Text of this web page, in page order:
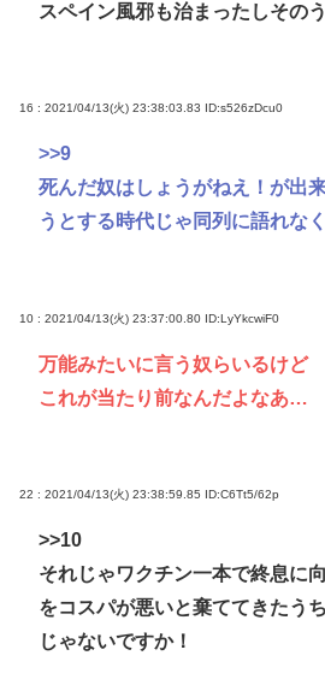
スペイン風邪も治まったしその
16 : 2021/04/13(火) 23:38:03.83 ID:s526zDcu0
>>9
死んだ奴はしょうがねえ！が出
うとする時代じゃ同列に語れな
10 : 2021/04/13(火) 23:37:00.80 ID:LyYkcwiF0
万能みたいに言う奴らいるけど
これが当たり前なんだよなあ…
22 : 2021/04/13(火) 23:38:59.85 ID:C6Tt5/62p
>>10
それじゃワクチン一本で終息に
をコスパが悪いと棄ててきたう
じゃないですか！